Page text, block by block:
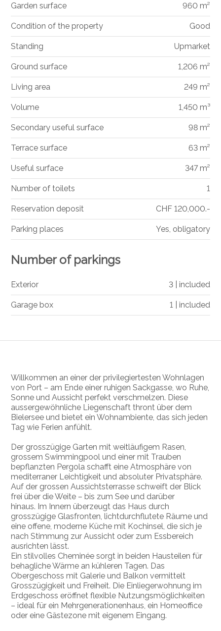
Willkommen an einer der privilegiertesten Wohnlagen
von Port – am Ende einer ruhigen Sackgasse, wo Ruhe,
Sonne und Aussicht perfekt verschmelzen. Diese
aussergewöhnliche Liegenschaft thront über dem
Bielersee und bietet ein Wohnambiente, das sich jeden
Tag wie Ferien anfühlt.
Der grosszügige Garten mit weitläufigem Rasen,
grossem Swimmingpool und einer mit Trauben
bepflanzten Pergola schafft eine Atmosphäre von
mediterraner Leichtigkeit und absoluter Privatsphäre.
Auf der grossen Aussichtsterrasse schweift der Blick
frei über die Weite – bis zum See und darüber
hinaus. Im Innern überzeugt das Haus durch
grosszügige Glasfronten, lichtdurchflutete Räume und
eine offene, moderne Küche mit Kochinsel, die sich je
nach Stimmung zur Aussicht oder zum Essbereich
ausrichten lässt.
Ein stilvolles Cheminée sorgt in beiden Hausteilen für
behagliche Wärme an kühleren Tagen. Das
Obergeschoss mit Galerie und Balkon vermittelt
Grosszügigkeit und Freiheit. Die Einliegerwohnung im
Erdgeschoss eröffnet flexible Nutzungsmöglichkeiten
– ideal für ein Mehrgenerationenhaus, ein Homeoffice
oder eine Gästezone mit eigenem Eingang.
Garden surface 960 m²
Condition of the property Good
Standing Upmarket
Ground surface 1,206 m²
Living area 249 m²
Volume 1,450 m³
Secondary useful surface 98 m²
Terrace surface 63 m²
Useful surface 347 m²
Number of toilets 1
Reservation deposit CHF 120,000.-
Parking places Yes, obligatory
Number of parkings
Exterior 3 | included
Garage box 1 | included